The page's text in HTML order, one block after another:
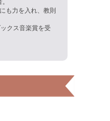
も力を入れ、教則
クス音楽賞を受